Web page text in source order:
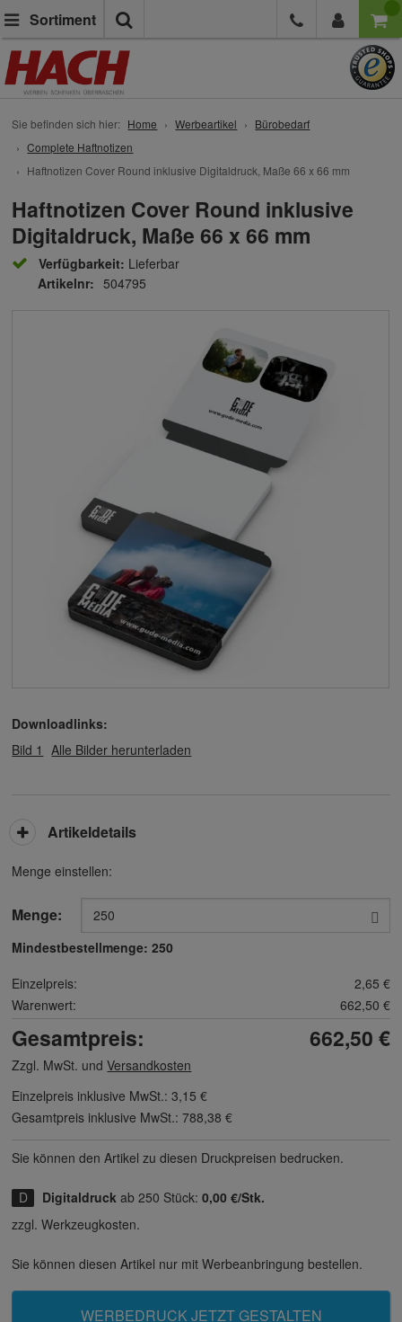
Sortiment
Sie befinden sich hier: Home Werbeartikel
Bürobedarf
Complete Haftnotizen
Haftnotizen Cover Round inklusive Digitaldruck, Maße 66 x 66 mm
Haftnotizen Cover Round inklusive
Digitaldruck, Maße 66 x 66 mm
Verfügbarkeit: Lieferbar
Artikelnr: 504795
Downloadlinks:
Bild 1
Alle Bilder herunterladen
Menge einstellen:
Menge:
Mindestbestellmenge:250
Einzelpreis:
2,65 €
Warenwert:
662,50 €
Gesamtpreis: 662,50 €
Zzgl. MwSt. undVersandkosten
Einzelpreis inklusive MwSt.:3,15 €
Gesamtpreis inklusive MwSt.:788,38 €
Sie können den Artikel zu diesen Druck­preisen bedrucken.
Digitaldruck ab 250 Stück:0,00 €/Stk.
zzgl. Werkzeugkosten.
Sie können diesen Artikel nur mit Werbeanbringung bestellen.
WERBEDRUCK JETZT GESTALTEN
Artikeldetails